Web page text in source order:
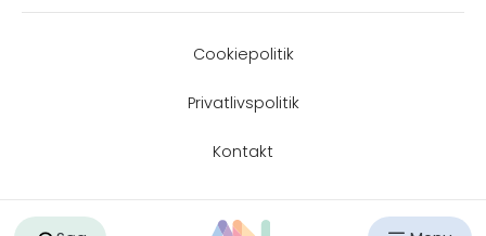
Cookiepolitik
Privatlivspolitik
Kontakt